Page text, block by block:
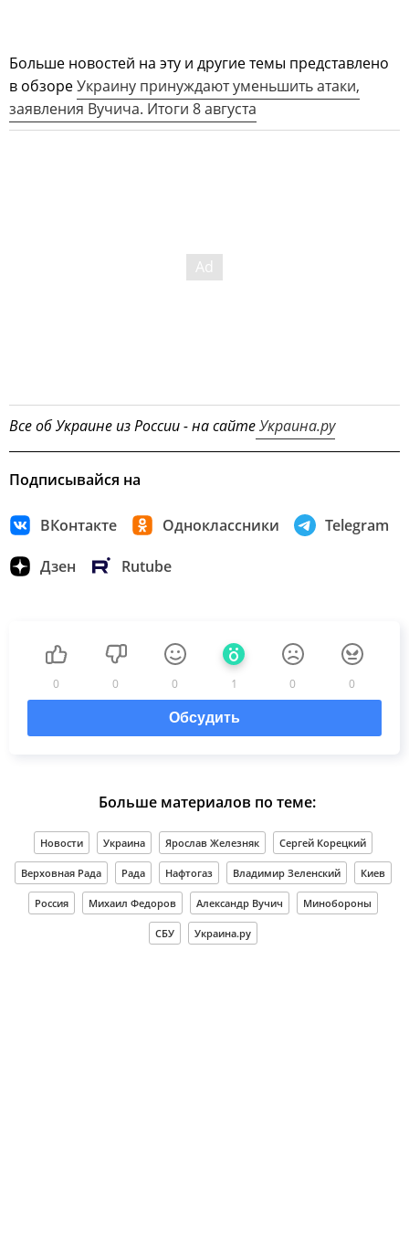
Больше новостей на эту и другие темы представлено
в обзореУкраину принуждают уменьшить атаки,
заявления Вучича. Итоги 8 августа
Все об Украине из России - на сайтеУкраина.ру
Подписывайся на
ВКонтакте Одноклассники Telegram
Дзен Rutube
0 0 0 1 0 0
Обсудить
Больше материалов по теме:
Новости Украина Ярослав Железняк Сергей Корецкий
Верховная Рада Рада Нафтогаз Владимир Зеленский Киев
Россия Михаил Федоров Александр Вучич Минобороны
СБУ Украина.ру